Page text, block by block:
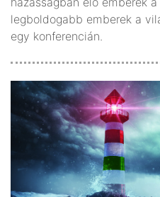
legboldogabb emberek a
egy konferencián.